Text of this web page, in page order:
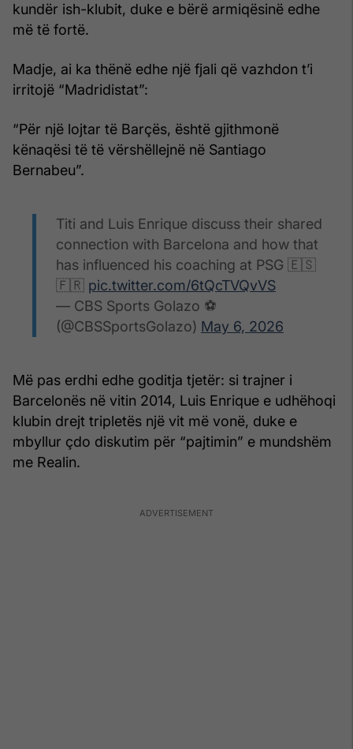
kundër ish-klubit, duke e bërë armiqësinë edhe
më të fortë.
Madje, ai ka thënë edhe një fjali që vazhdon t’i
irritojë “Madridistat”:
“Për një lojtar të Barçës, është gjithmonë
kënaqësi të të vërshëllejnë në Santiago
Bernabeu”.
Titi and Luis Enrique discuss their shared
connection with Barcelona and how that
has influenced his coaching at PSG 🇪🇸
🇫🇷 pic.twitter.com/6tQcTVQvVS
— CBS Sports Golazo ⚽️
(@CBSSportsGolazo) May 6, 2026
Më pas erdhi edhe goditja tjetër: si trajner i
Barcelonës në vitin 2014, Luis Enrique e udhëhoqi
klubin drejt tripletës një vit më vonë, duke e
mbyllur çdo diskutim për “pajtimin” e mundshëm
me Realin.